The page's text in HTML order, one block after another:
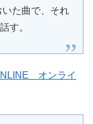
いた曲で、それ
す。
オンライ